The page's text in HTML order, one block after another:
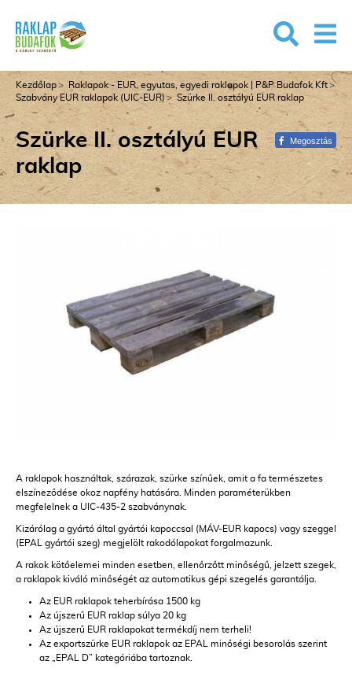
Kezdőlap
Raklapok - EUR, egyutas, egyedi raklapok | P&P Budafok Kft
Szabvány EUR raklapok (UIC-EUR)
Szürke II. osztályú EUR raklap
Megosztás
Szürke II. osztályú EUR
raklap
A raklapok használtak, szárazak, szürke színűek, amit a fa természetes
elszíneződése okoz napfény hatására. Minden paraméterükben
megfelelnek a UIC-435-2 szabványnak.
Kizárólag a gyártó által gyártói kapoccsal (MÁV-EUR kapocs) vagy szeggel
(EPAL gyártói szeg) megjelölt rakodólapokat forgalmazunk.
A rakok kötőelemei minden esetben, ellenőrzőtt minőségű, jelzett szegek,
a raklapok kiváló minőségét az automatikus gépi szegelés garantálja.
Az EUR raklapok teherbírása 1500 kg
Az újszerű EUR raklap súlya 20 kg
Az újszerű EUR raklapokat termékdíj nem terheli!
Az exportszürke EUR raklapok az EPAL minőségi besorolás szerint
az „EPAL D” kategóriába tartoznak.